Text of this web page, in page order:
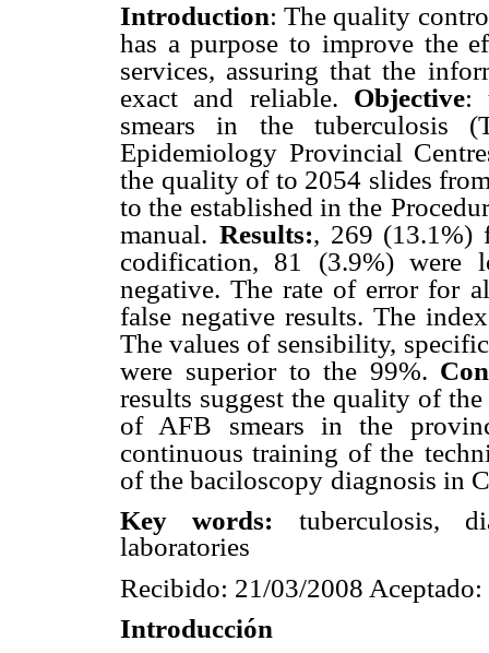
Introduction: The quality
has a purpose to improve the
services, assuring that the
exact and
reliable. Objective:
smears in the tuberculosis
Epidemiology Provincial
the quality of to 2054 slides
to the established in the
manual. Results:, 269 (13.1%)
codification, 81 (3.9%) were
negative. The rate of error for
false negative results. The
The values of sensibility,
were superior to the 99%.
results suggest the quality of
of AFB smears in the
continuous training of the
of the baciloscopy diagnosis in
Key words: tuberculosis,
laboratories
Recibido: 21/03/2008
Introducción